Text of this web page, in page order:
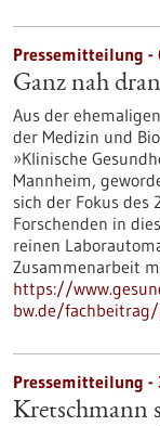
Pressemitteilung -
Ganz nah
Aus der
der Medizin und
»Klinische
Mannheim,
sich der Fokus des
Forschenden in
reinen
Zusammenarbeit
https://
bw.de/
Pressemitteilung -
Kretschmann